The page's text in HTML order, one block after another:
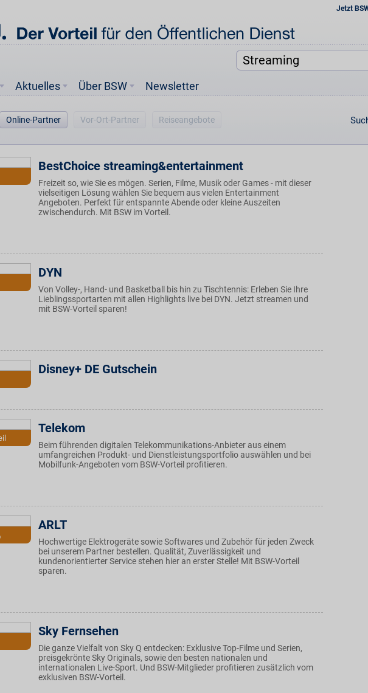
Jetzt
Aktuelles Über BSW Newsletter
Online-Partner Vor-Ort-Partner Reiseangebote
BestChoice streaming&entertainment
Freizeit so, wie Sie es mögen. Serien, Filme, Musik oder Games - mit dieser
vielseitigen Lösung wählen Sie bequem aus vielen Entertainment
Angeboten. Perfekt für entspannte Abende oder kleine Auszeiten
zwischendurch. Mit BSW im Vorteil.
DYN
Von Volley-, Hand- und Basketball bis hin zu Tischtennis: Erleben Sie Ihre
Lieblingssportarten mit allen Highlights live bei DYN. Jetzt streamen und
mit BSW-Vorteil sparen!
Disney+ DE Gutschein
Telekom
Beim führenden digitalen Telekommunikations-Anbieter aus einem
umfangreichen Produkt- und Dienstleistungsportfolio auswählen und bei
Mobilfunk-Angeboten vom BSW-Vorteil profitieren.
ARLT
Hochwertige Elektrogeräte sowie Softwares und Zubehör für jeden Zweck
bei unserem Partner bestellen. Qualität, Zuverlässigkeit und
kundenorientierter Service stehen hier an erster Stelle! Mit BSW-Vorteil
sparen.
Sky Fernsehen
Die ganze Vielfalt von Sky Q entdecken: Exklusive Top-Filme und Serien,
preisgekrönte Sky Originals, sowie den besten nationalen und
internationalen Live-Sport. Und BSW-Mitglieder profitieren zusätzlich vom
exklusiven BSW-Vorteil.